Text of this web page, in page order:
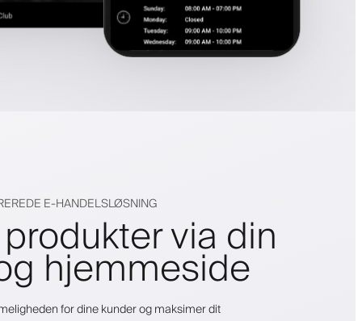
E-HANDELSLØSNING
via din
hjemmeside
for dine kunder og maksimer dit